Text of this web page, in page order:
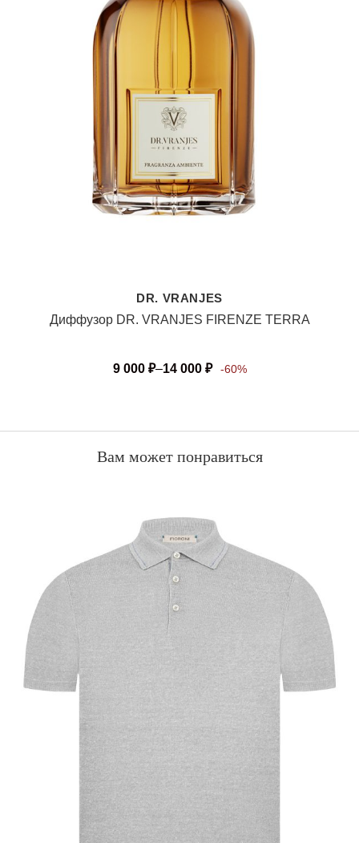
DR. VRANJES
Диффузор DR. VRANJES FIRENZE TERRA
9 000 ₽–14 000 ₽ -60%
Вам может понравиться